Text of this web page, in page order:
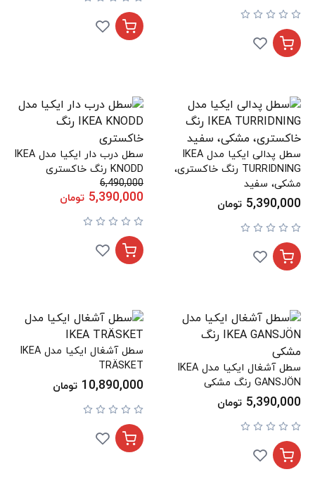
سطل پدالی ایکیا مدل IKEA
TURRIDNING رنگ خاکستری،
مشکی، سفید
5,390,000 تومان
سطل درب دار ایکیا مدل IKEA
KNODD رنگ خاکستری
6,490,000
5,390,000 تومان
سطل آشغال ایکیا مدل IKEA
GANSJÖN رنگ مشکی
5,390,000 تومان
سطل آشغال ایکیا مدل IKEA
TRÄSKET
10,890,000 تومان